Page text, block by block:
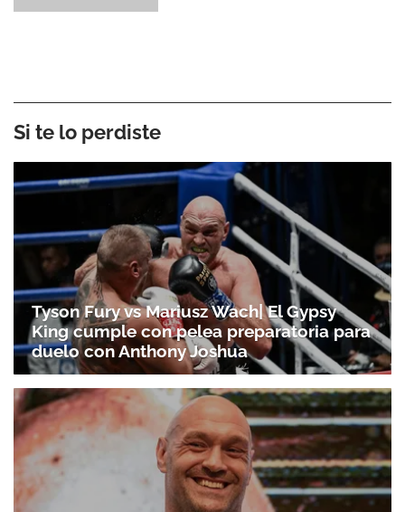
Si te lo perdiste
Tyson Fury vs Mariusz Wach| El Gypsy
King cumple con pelea preparatoria para
duelo con Anthony Joshua